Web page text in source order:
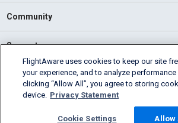
Community
Support
English (USA)
2026 FlightAware
Cookie Settings
FlightAware uses cookies to keep our site
your experience, and to analyze
clicking “Allow All”, you agree to storing
device. Privacy Statement
Cookie Settings Allow